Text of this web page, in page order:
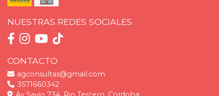
NUESTRAS REDES SOCIALES
CONTACTO
agconsultas@gmail.com
3571660342